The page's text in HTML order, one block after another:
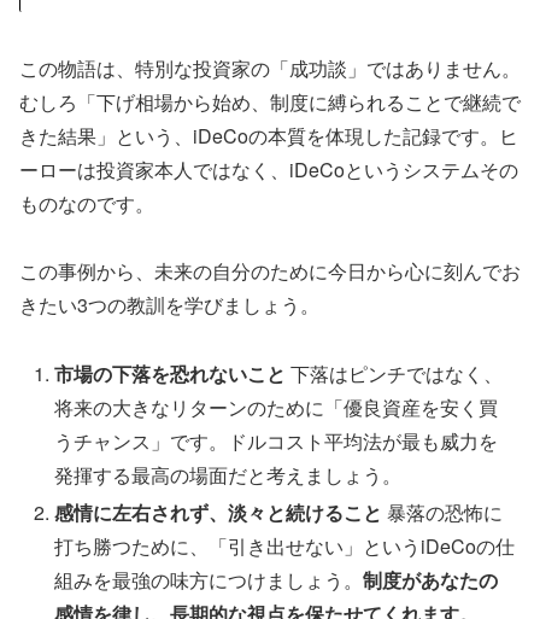
この物語は、特別な投資家の「成功談」ではありません。
むしろ「下げ相場から始め、制度に縛られることで継続で
きた結果」という、iDeCoの本質を体現した記録です。ヒ
ーローは投資家本人ではなく、iDeCoというシステムその
ものなのです。
この事例から、未来の自分のために今日から心に刻んでお
きたい3つの教訓を学びましょう。
市場の下落を恐れないこと 下落はピンチではなく、
将来の大きなリターンのために「優良資産を安く買
うチャンス」です。ドルコスト平均法が最も威力を
発揮する最高の場面だと考えましょう。
感情に左右されず、淡々と続けること 暴落の恐怖に
打ち勝つために、「引き出せない」というiDeCoの仕
組みを最強の味方につけましょう。制度があなたの